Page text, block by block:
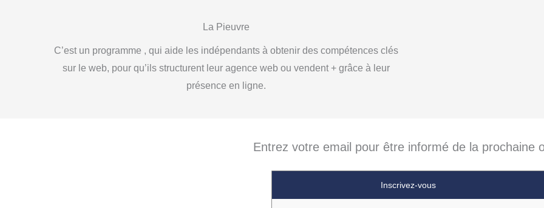
La Pieuvre
C’est un programme , qui aide les indépendants à obtenir des compétences clés
sur le web, pour qu’ils structurent leur agence web ou vendent + grâce à leur
présence en ligne.
Entrez votre email pour être informé de la prochaine
Inscrivez-vous